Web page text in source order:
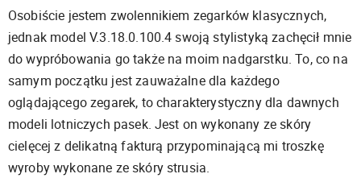
Osobiście jestem zwolennikiem zegarków klasycznych,
jednak model V.3.18.0.100.4 swoją stylistyką zachęcił mnie
do wypróbowania go także na moim nadgarstku. To, co na
samym początku jest zauważalne dla każdego
oglądającego zegarek, to charakterystyczny dla dawnych
modeli lotniczych pasek. Jest on wykonany ze skóry
cielęcej z delikatną fakturą przypominającą mi troszkę
wyroby wykonane ze skóry strusia.